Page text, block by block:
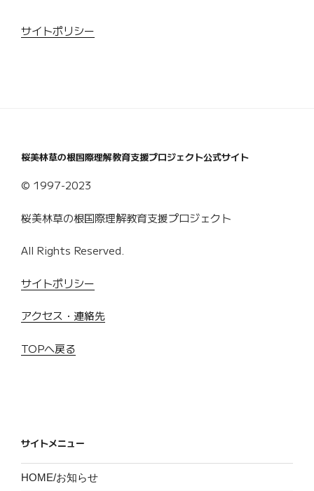
サイトポリシー
桜美林草の根国際理解教育支援プロジェクト公式サイト
© 1997-2023
桜美林草の根国際理解教育支援プロジェクト
All Rights Reserved.
サイトポリシー
アクセス・連絡先
TOPへ戻る
サイトメニュー
HOME/お知らせ